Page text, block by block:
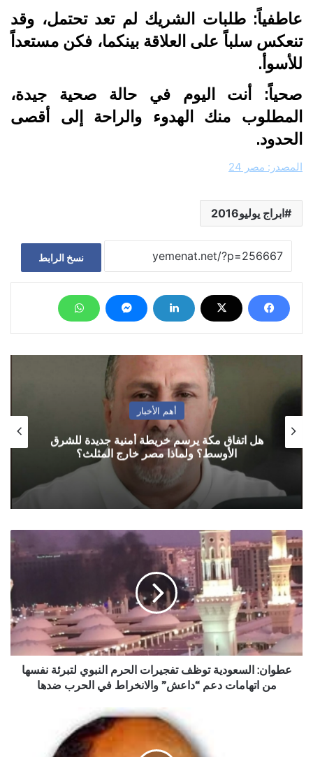
عاطفياً: طلبات الشريك لم تعد تحتمل، وقد
تنعكس سلباً على العلاقة بينكما، فكن مستعداً
للأسوأ.
صحياً: أنت اليوم في حالة صحية جيدة،
المطلوب منك الهدوء والراحة إلى أقصى
الحدود.
المصدر: مصر 24
ابراج يوليو2016
نسخ الرابط
أهم الأخبار
هل اتفاق مكة يرسم خريطة أمنية جديدة للشرق
الأوسط؟ ولماذا مصر خارج المثلث؟
عطوان:
السعودية
توظف
تفجيرات
الحرم
النبوي
لتبرئة
نفسها
من
اتهامات
عطوان: السعودية توظف تفجيرات الحرم النبوي لتبرئة نفسها
من اتهامات دعم “داعش” والانخراط في الحرب ضدها